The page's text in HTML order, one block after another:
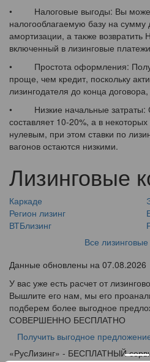
• Налоговые выгоды: Вы
налогооблагаемую базу на сумму
амортизации, а также
включенный в лизинговые
• Простота оформления:
проще, чем кредит, поскольку
лизингодателя до конца
• Низкие начальные затраты:
составляет 10-20%, а в
нулевым, при этом ставки по
вагонов остаются низкими.
Лизинговые
Каркаде
Регион лизинг
ВТБлизинг
Все
Данные обновлены на 07.08.2026
У вас уже есть расчет от
Вышлите его нам, мы его
подберем более выгодное
СОВЕРШЕННО БЕСПЛАТНО
Получить выгодное
«РусЛизинг» - БЕСПЛАТНЫЙ